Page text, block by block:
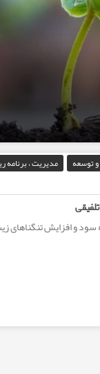
توسعه مدیریت ، برنامه
و افزایش تنگناهای